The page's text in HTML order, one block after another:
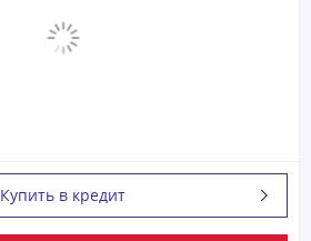
Купить в кредит